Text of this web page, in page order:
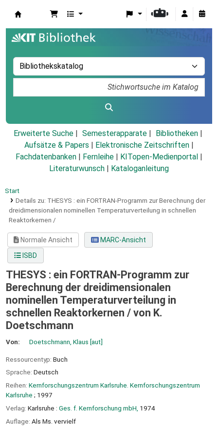
Erweiterte Suche Semesterapparate
Bibliotheken
Aufsätze & Papers
Elektronische Zeitschriften
Fachdatenbanken
Fernleihe KITopen-Medienportal
Literaturwunsch
Kataloganleitung
Start
Details zu: THESYS : ein FORTRAN-Programm zur Berechnung der
dreidimensionalen nominellen Temperaturverteilung in schnellen
Reaktorkernen /
Normale Ansicht
MARC-Ansicht
ISBD
THESYS : ein FORTRAN-Programm zur
Berechnung der dreidimensionalen
nominellen Temperaturverteilung in
schnellen Reaktorkernen / von K.
Doetschmann
Von: Doetschmann, Klaus [aut]
Ressourcentyp: Buch
Sprache: Deutsch
Reihen: Kernforschungszentrum Karlsruhe. Kernforschungszentrum
Karlsruhe ; 1997
Verlag: Karlsruhe : Ges. f. Kernforschung mbH, 1974
Auflage: Als Ms. vervielf